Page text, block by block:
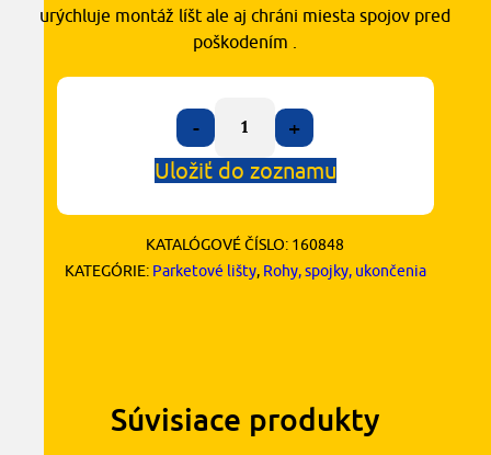
urýchluje montáž líšt ale aj chráni miesta spojov pred
poškodením .
-
+
Uložiť do zoznamu
KATALÓGOVÉ ČÍSLO: 160848
KATEGÓRIE: Parketové lišty, Rohy, spojky, ukončenia
Súvisiace produkty